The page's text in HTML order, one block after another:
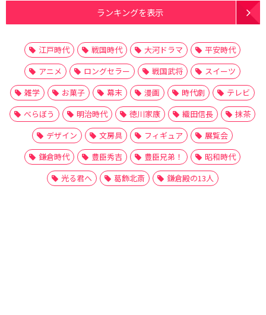
ランキングを表示
江戸時代 戦国時代 大河ドラマ
平安時代
アニメ
ロングセラー 戦国武将
スイーツ
雑学
お菓子 幕末 漫画 時代劇
テレビ
べらぼう
明治時代 徳川家康 織田信長
抹茶
デザイン
文房具 フィギュア
展覧会
鎌倉時代
豊臣秀吉 豊臣兄弟！
昭和時代
光る君へ
葛飾北斎 鎌倉殿の13人